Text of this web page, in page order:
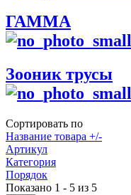
ГАММА
Зооник трусы
Сортировать по
Название товара +/-
Артикул
Категория
Порядок
Показано 1 - 5 из 5